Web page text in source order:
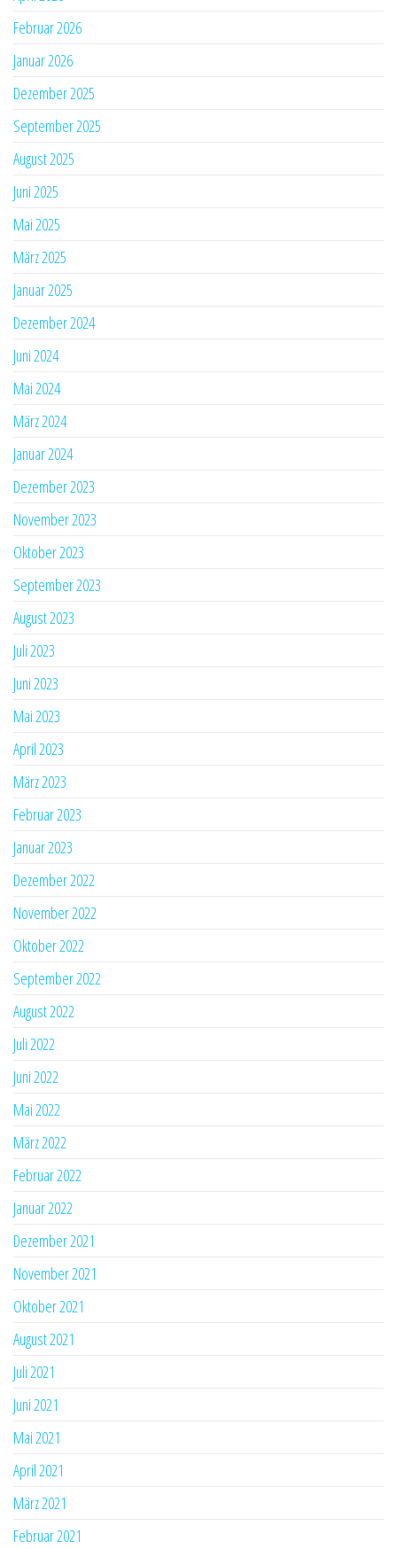
Februar 2026
Januar 2026
Dezember 2025
September 2025
August 2025
Juni 2025
Mai 2025
März 2025
Januar 2025
Dezember 2024
Juni 2024
Mai 2024
März 2024
Januar 2024
Dezember 2023
November 2023
Oktober 2023
September 2023
August 2023
Juli 2023
Juni 2023
Mai 2023
April 2023
März 2023
Februar 2023
Januar 2023
Dezember 2022
November 2022
Oktober 2022
September 2022
August 2022
Juli 2022
Juni 2022
Mai 2022
März 2022
Februar 2022
Januar 2022
Dezember 2021
November 2021
Oktober 2021
August 2021
Juli 2021
Juni 2021
Mai 2021
April 2021
März 2021
Februar 2021